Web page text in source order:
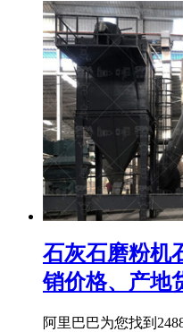
石灰石磨粉机
销价格、产地
阿里巴巴为您找到